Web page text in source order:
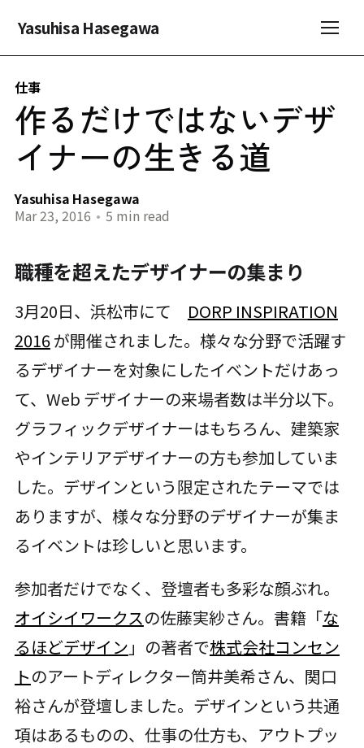
Yasuhisa Hasegawa
仕事
作るだけではないデザ
イナーの生きる道
Yasuhisa Hasegawa
Mar 23, 2016 • 5 min read
職種を超えたデザイナーの集まり
3月20日、浜松市にて DORP INSPIRATION
2016が開催されました。様々な分野で活躍す
るデザイナーを対象にしたイベントだけあっ
て、Web デザイナーの来場者数は半分以下。
グラフィックデザイナーはもちろん、建築家
やインテリアデザイナーの方も参加していま
した。デザインという限定されたテーマでは
ありますが、様々な分野のデザイナーが集ま
るイベントは珍しいと思います。
参加者だけでなく、登壇者も多彩な顔ぶれ。
オイシイワークスの佐藤実紗さん。書籍「な
るほどデザイン 」の著者で株式会社コンセン
トのアートディレクター筒井美希さん、関口
裕さんが登壇しました。デザインという共通
項はあるものの、仕事の仕方も、アウトプッ